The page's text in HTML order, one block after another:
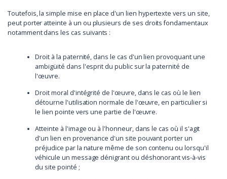
Toutefois, la simple mise en place d'un lien hypertexte vers un site,
peut porter atteinte à un ou plusieurs de ses droits fondamentaux
notamment dans les cas suivants :
Droit à la paternité, dans le cas d'un lien provoquant une
ambigüité dans l'esprit du public sur la paternité de
l'œuvre.
Droit moral d'intégrité de l'œuvre, dans le cas où le lien
détourne l'utilisation normale de l'œuvre, en particulier si
le lien pointe vers une partie de l'œuvre.
Atteinte à l'image ou à l'honneur, dans le cas où il s'agit
d'un lien en provenance d'un site pouvant porter un
préjudice par la nature même de son contenu ou lorsqu'il
véhicule un message dénigrant ou déshonorant vis-à-vis
du site pointé ;